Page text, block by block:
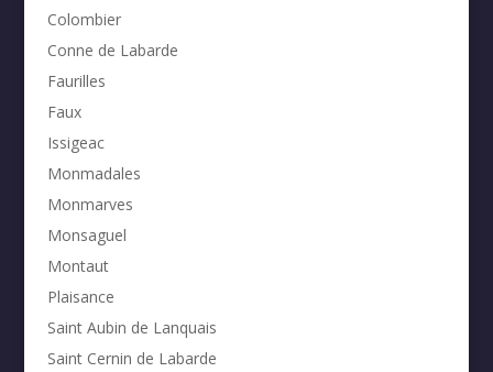
Colombier
Conne de Labarde
Faurilles
Faux
Issigeac
Monmadales
Monmarves
Monsaguel
Montaut
Plaisance
Saint Aubin de Lanquais
Saint Cernin de Labarde